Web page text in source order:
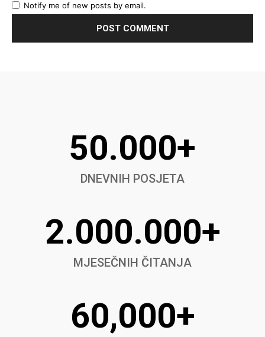
Notify me of new posts by email.
50.000+
DNEVNIH POSJETA
2.000.000+
MJESEČNIH ČITANJA
60,000+